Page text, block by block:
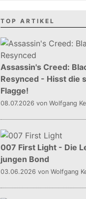
TOP ARTIKEL
Assassin's Creed:
Resynced - Hisst die
Flagge!
08.07.2026 von Wolfgang
007 First Light - Die
jungen Bond
03.06.2026 von Wolfgang